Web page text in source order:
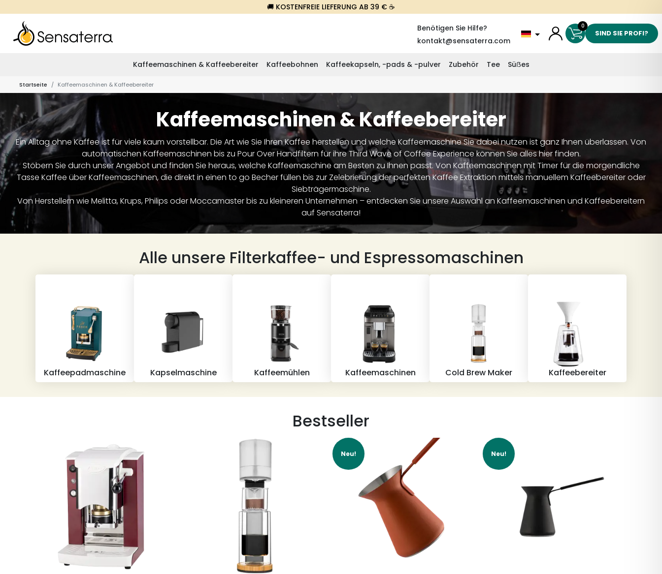
🚚 KOSTENFREIE LIEFERUNG AB 39 € ☕
Benötigen Sie Hilfe?
kontakt@sensaterra.com
0
SIND SIE PROFI?
Kaffeemaschinen & Kaffeebereiter Kaffeebohnen Kaffeekapseln, -pads & -pulver Zubehör Tee Süẞes
Startseite Kaffeemaschinen & Kaffeebereiter
Kaffeemaschinen & Kaffeebereiter
Ein Alltag ohne Kaffee ist für viele kaum vorstellbar. Die Art wie Sie Ihren Kaffee herstellen und welche Kaffeemaschine Sie dabei nutzen ist ganz Ihnen überlassen. Von
automatischen Kaffeemaschinen bis zu Pour Over Handfiltern für ihre Third Wave of Coffee Experience können Sie alles hier finden.
Stöbern Sie durch unser Angebot und finden Sie heraus, welche Kaffeemaschine am Besten zu Ihnen passt. Von Kaffeemaschinen mit Timer für die morgendliche
Tasse Kaffee über Kaffeemaschinen, die direkt in einen to go Becher füllen bis zur Zelebrierung der perfekten Kaffee Extraktion mittels manuellem Kaffeebereiter oder
Siebträgermaschine.
Von Herstellern wie Melitta, Krups, Philips oder Moccamaster bis zu kleineren Unternehmen – entdecken Sie unsere Auswahl an Kaffeemaschinen und Kaffeebereitern
auf Sensaterra!
Alle unsere Filterkaffee- und Espressomaschinen
Kaffeepadmaschine Kapselmaschine Kaffeemühlen Kaffeemaschinen Cold Brew Maker Kaffeebereiter
Bestseller
Neu! Neu!